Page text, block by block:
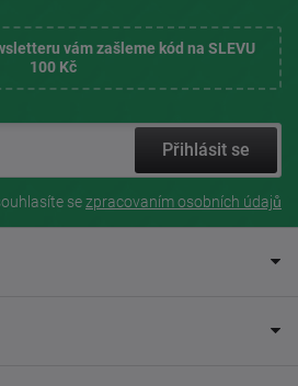
vám zašleme kód na SLEVU
100 Kč
Přihlásit se
sezpracovaním osobních údajů